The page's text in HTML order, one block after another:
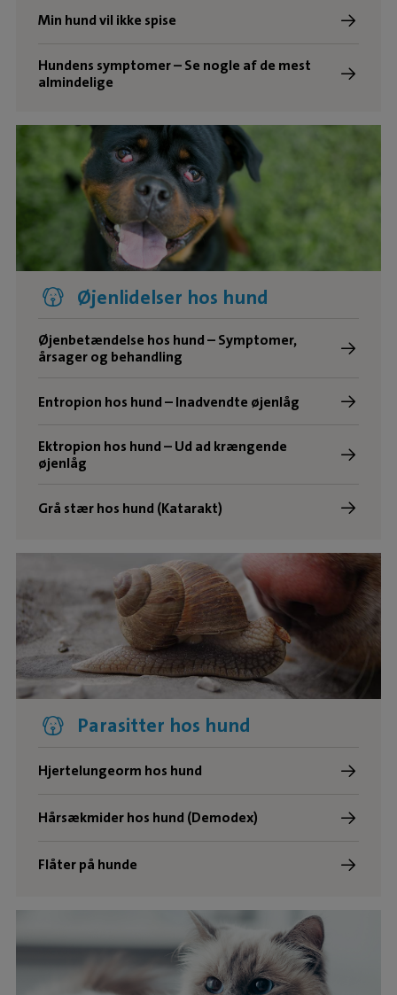
Min hund vil ikke spise
Hundens symptomer – Se nogle af de mest
almindelige
Øjenlidelser hos hund
Øjenbetændelse hos hund – Symptomer,
årsager og behandling
Entropion hos hund – Inadvendte øjenlåg
Ektropion hos hund – Ud ad krængende
øjenlåg
Grå stær hos hund (Katarakt)
Parasitter hos hund
Hjertelungeorm hos hund
Hårsækmider hos hund (Demodex)
Flåter på hunde